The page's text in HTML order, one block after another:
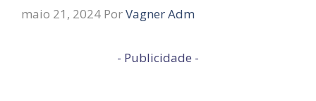
maio 21, 2024 PorVagner Adm
- Publicidade -